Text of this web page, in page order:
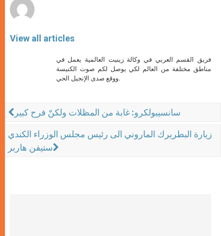
View all articles
فريق القسم العربي في وكالة زينيت العالمية يعمل في
مناطق مختلفة من العالم لكي يوصل لكم صوت الكنيسة
ووقع صدى الإنجيل الحي.
سانسيبولكرو: غابة من المظلات ولكنّ فرح كبير
زيارة البطريرك الماروني الى رئيس مجلس الوزراء الكندي
ستيفن هاربر